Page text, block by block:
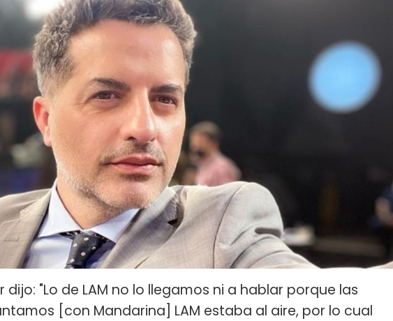
dijo: "Lo de LAM no lo llegamos ni a hablar porque las
[con Mandarina] LAM estaba al aire, por lo cual